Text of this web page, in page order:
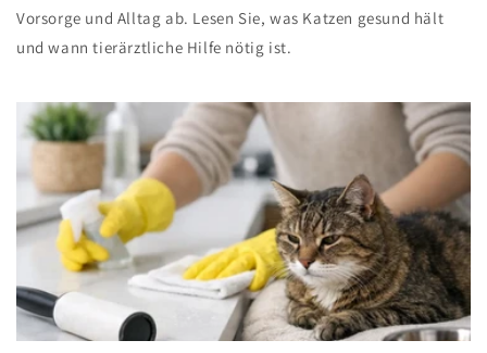
Vorsorge und Alltag ab. Lesen Sie, was Katzen gesund hält
und wann tierärztliche Hilfe nötig ist.